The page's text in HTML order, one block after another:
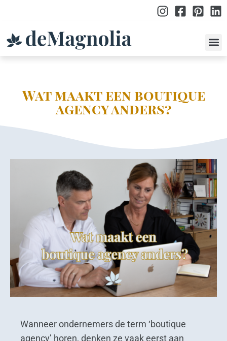
Wat maakt een boutique
agency anders?
Wanneer ondernemers de term ‘boutique
agency’ horen, denken ze vaak eerst aan